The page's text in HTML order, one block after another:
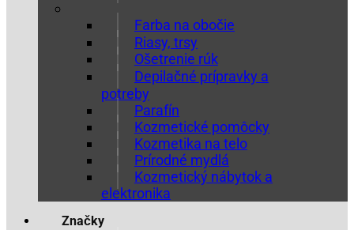
Farba na obočie
Riasy, trsy
Ošetrenie rúk
Depilačné prípravky a
potreby
Parafín
Kozmetické pomôcky
Kozmetika na telo
Prírodné mydlá
Kozmetický nábytok a
elektronika
Značky